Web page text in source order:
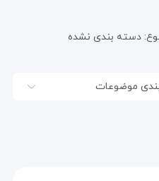
دسته بندی نشده
موضوعات